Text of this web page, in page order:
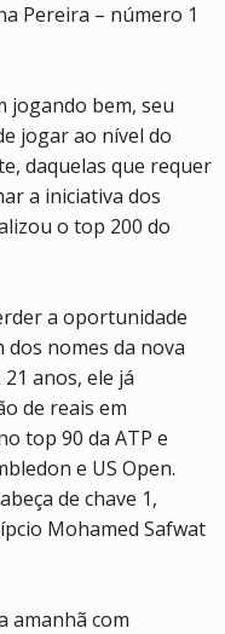
Pereira – número 1
jogando bem, seu
jogar ao nível do
daquelas que requer
a iniciativa dos
o top 200 do
a oportunidade
nomes da nova
anos, ele já
de reais em
top 90 da ATP e
e US Open.
de chave 1,
Mohamed Safwat
amanhã com